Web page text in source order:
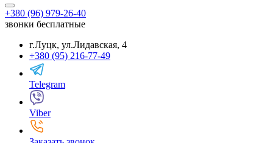
+380 (96) 979-26-40
звонки бесплатные
г.Луцк, ул.Лидавская, 4
+380 (95) 216-77-49
Telegram
Viber